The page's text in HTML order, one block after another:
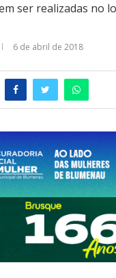
ser realizadas no
6 de abril de 2018